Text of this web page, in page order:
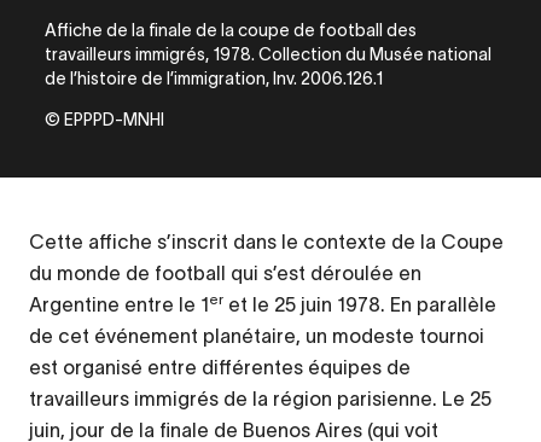
Affiche de la finale de la coupe de football des
travailleurs immigrés, 1978. Collection du Musée national
de l’histoire de l’immigration, Inv. 2006.126.1
© EPPPD-MNHI
Cette affiche s’inscrit dans le contexte de la Coupe
du monde de football qui s’est déroulée en
Argentine entre le 1er et le 25 juin 1978. En parallèle
de cet événement planétaire, un modeste tournoi
est organisé entre différentes équipes de
travailleurs immigrés de la région parisienne. Le 25
juin, jour de la finale de Buenos Aires (qui voit